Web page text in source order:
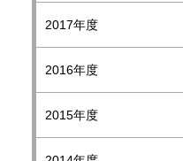
2017年度
2016年度
2015年度